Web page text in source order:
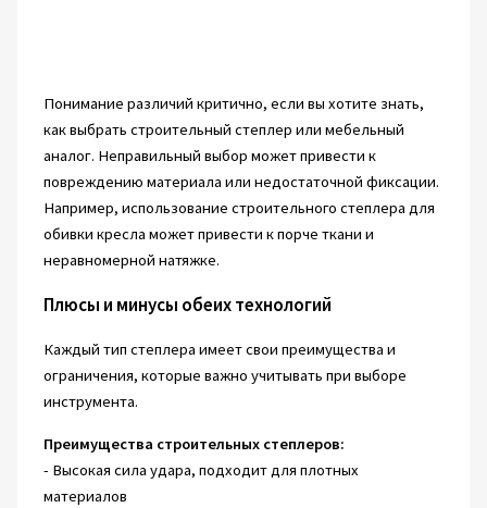
Понимание различий критично, если вы хотите знать,
как выбрать строительный степлер или мебельный
аналог. Неправильный выбор может привести к
повреждению материала или недостаточной фиксации.
Например, использование строительного степлера для
обивки кресла может привести к порче ткани и
неравномерной натяжке.
Плюсы и минусы обеих технологий
Каждый тип степлера имеет свои преимущества и
ограничения, которые важно учитывать при выборе
инструмента.
Преимущества строительных степлеров:
- Высокая сила удара, подходит для плотных
материалов